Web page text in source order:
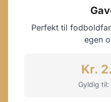
Perfekt til
egen
Kr.
Gyldig til: